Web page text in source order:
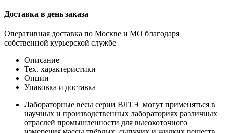
Доставка в день заказа
Оперативная доставка по Москве и МО благодаря
собственной курьерской службе
Описание
Тех. характеристики
Опции
Упаковка и доставка
Лабораторные весы серии ВЛТЭ могут применяться в
научных и производственных лабораториях различных
отраслей промышленности для высокоточного